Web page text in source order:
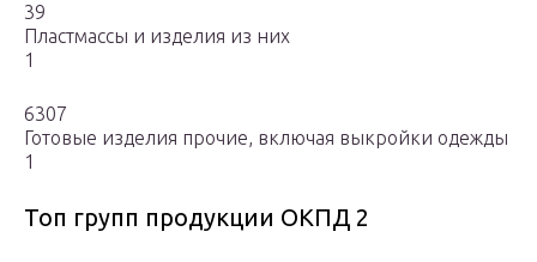
39
Пластмассы и изделия из них
1
6307
Готовые изделия прочие, включая выкройки одежды
1
Топ групп продукции ОКПД 2